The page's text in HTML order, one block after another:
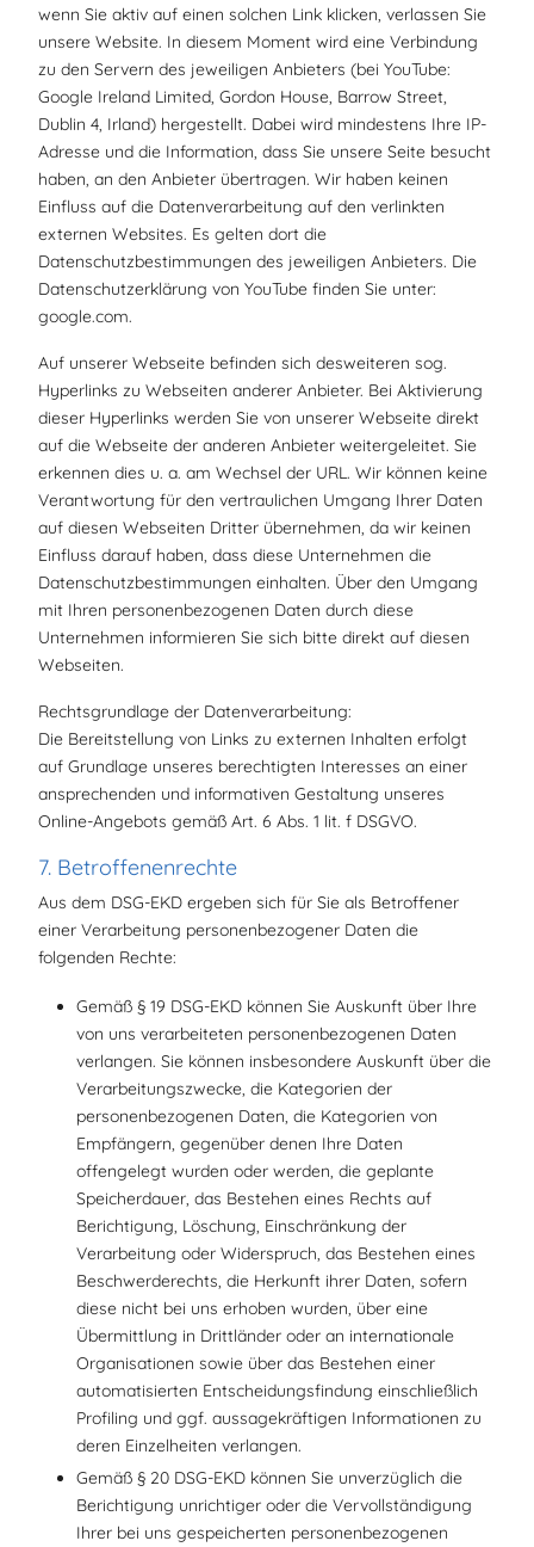
wenn Sie aktiv auf einen solchen Link klicken, verlassen Sie
unsere Website. In diesem Moment wird eine Verbindung
zu den Servern des jeweiligen Anbieters (bei YouTube:
Google Ireland Limited, Gordon House, Barrow Street,
Dublin 4, Irland) hergestellt. Dabei wird mindestens Ihre IP-
Adresse und die Information, dass Sie unsere Seite besucht
haben, an den Anbieter übertragen. Wir haben keinen
Einfluss auf die Datenverarbeitung auf den verlinkten
externen Websites. Es gelten dort die
Datenschutzbestimmungen des jeweiligen Anbieters. Die
Datenschutzerklärung von YouTube finden Sie unter:
google.com.
Auf unserer Webseite befinden sich desweiteren sog.
Hyperlinks zu Webseiten anderer Anbieter. Bei Aktivierung
dieser Hyperlinks werden Sie von unserer Webseite direkt
auf die Webseite der anderen Anbieter weitergeleitet. Sie
erkennen dies u. a. am Wechsel der URL. Wir können keine
Verantwortung für den vertraulichen Umgang Ihrer Daten
auf diesen Webseiten Dritter übernehmen, da wir keinen
Einfluss darauf haben, dass diese Unternehmen die
Datenschutzbestimmungen einhalten. Über den Umgang
mit Ihren personenbezogenen Daten durch diese
Unternehmen informieren Sie sich bitte direkt auf diesen
Webseiten.
Rechtsgrundlage der Datenverarbeitung:
Die Bereitstellung von Links zu externen Inhalten erfolgt
auf Grundlage unseres berechtigten Interesses an einer
ansprechenden und informativen Gestaltung unseres
Online-Angebots gemäß Art. 6 Abs. 1 lit. f DSGVO.
7. Betroffenenrechte
Aus dem DSG-EKD ergeben sich für Sie als Betroffener
einer Verarbeitung personenbezogener Daten die
folgenden Rechte:
Gemäß § 19 DSG-EKD können Sie Auskunft über Ihre
von uns verarbeiteten personenbezogenen Daten
verlangen. Sie können insbesondere Auskunft über die
Verarbeitungszwecke, die Kategorien der
personenbezogenen Daten, die Kategorien von
Empfängern, gegenüber denen Ihre Daten
offengelegt wurden oder werden, die geplante
Speicherdauer, das Bestehen eines Rechts auf
Berichtigung, Löschung, Einschränkung der
Verarbeitung oder Widerspruch, das Bestehen eines
Beschwerderechts, die Herkunft ihrer Daten, sofern
diese nicht bei uns erhoben wurden, über eine
Übermittlung in Drittländer oder an internationale
Organisationen sowie über das Bestehen einer
automatisierten Entscheidungsfindung einschließlich
Profiling und ggf. aussagekräftigen Informationen zu
deren Einzelheiten verlangen.
Gemäß § 20 DSG-EKD können Sie unverzüglich die
Berichtigung unrichtiger oder die Vervollständigung
Ihrer bei uns gespeicherten personenbezogenen